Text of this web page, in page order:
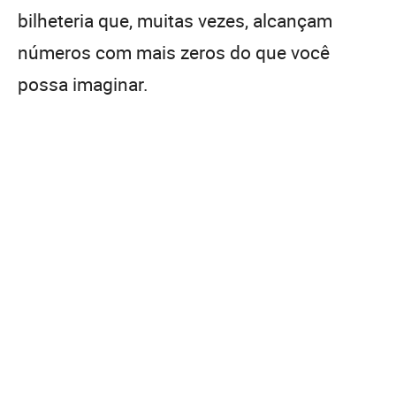
bilheteria que, muitas vezes, alcançam
números com mais zeros do que você
possa imaginar.